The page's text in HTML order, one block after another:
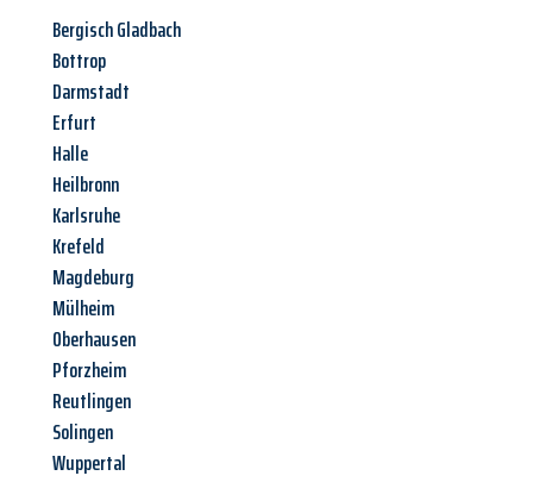
Bergisch Gladbach
Bottrop
Darmstadt
Erfurt
Halle
Heilbronn
Karlsruhe
Krefeld
Magdeburg
Mülheim
Oberhausen
Pforzheim
Reutlingen
Solingen
Wuppertal